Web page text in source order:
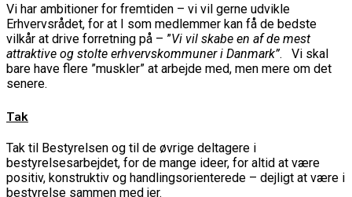
Vi har ambitioner for fremtiden – vi vil gerne udvikle
Erhvervsrådet, for at I som medlemmer kan få de bedste
vilkår at drive forretning på – ”Vi vil skabe en af de mest
attraktive og stolte erhvervskommuner i Danmark”. Vi skal
bare have flere ”muskler” at arbejde med, men mere om det
senere.
Tak
Tak til Bestyrelsen og til de øvrige deltagere i
bestyrelsesarbejdet, for de mange ideer, for altid at være
positiv, konstruktiv og handlingsorienterede – dejligt at være i
bestyrelse sammen med jer.